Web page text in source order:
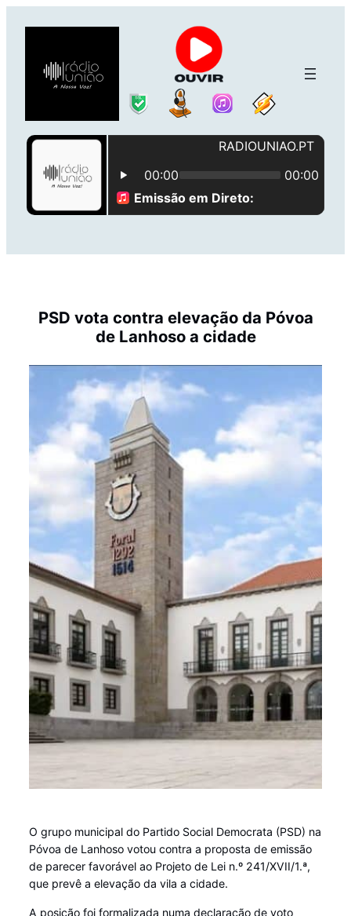
para
conteúdo
PSD vota contra elevação da Póvoa
de Lanhoso a cidade
O grupo municipal do Partido Social Democrata (PSD) na
Póvoa de Lanhoso votou contra a proposta de emissão
de parecer favorável ao Projeto de Lei n.º 241/XVII/1.ª,
que prevê a elevação da vila a cidade.
A posição foi formalizada numa declaração de voto